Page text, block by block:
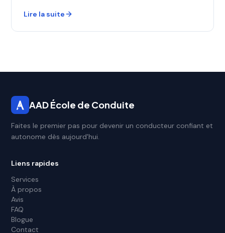
Lire la suite
AAD École de Conduite
Faites le premier pas pour devenir un conducteur confiant et
autonome dès aujourd'hui.
Liens rapides
Services
À propos
Avis
FAQ
Blogue
Contact